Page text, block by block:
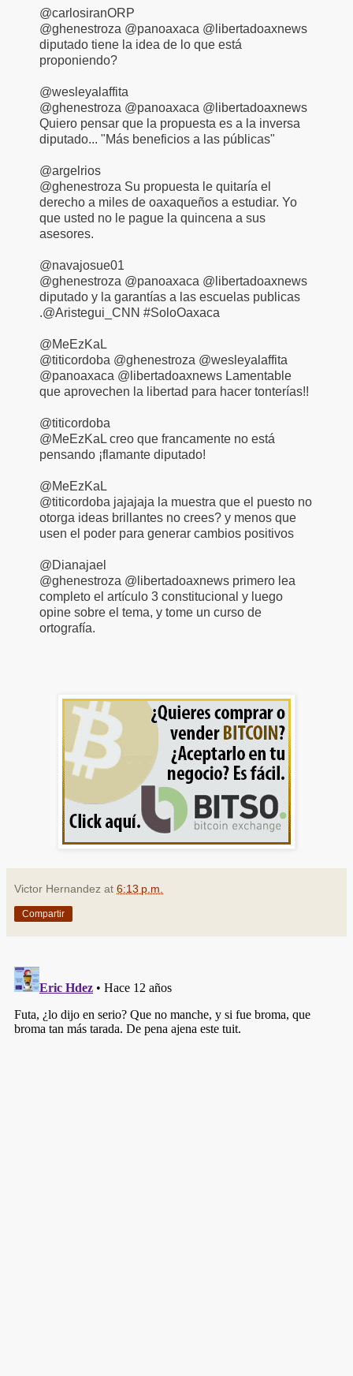
@carlosiranORP
@ghenestroza @panoaxaca @libertadoaxnews
diputado tiene la idea de lo que está
proponiendo?
@wesleyalaffita
@ghenestroza @panoaxaca @libertadoaxnews
Quiero pensar que la propuesta es a la inversa
diputado... "Más beneficios a las públicas"
@argelrios
@ghenestroza Su propuesta le quitaría el
derecho a miles de oaxaqueños a estudiar. Yo
que usted no le pague la quincena a sus
asesores.
@navajosue01
@ghenestroza @panoaxaca @libertadoaxnews
diputado y la garantías a las escuelas publicas
.@Aristegui_CNN #SoloOaxaca
‏@MeEzKaL
@titicordoba @ghenestroza @wesleyalaffita
@panoaxaca @libertadoaxnews Lamentable
que aprovechen la libertad para hacer tonterías!!
@titicordoba
@MeEzKaL creo que francamente no está
pensando ¡flamante diputado!
@MeEzKaL
@titicordoba jajajaja la muestra que el puesto no
otorga ideas brillantes no crees? y menos que
usen el poder para generar cambios positivos
@Dianajael
@ghenestroza @libertadoaxnews primero lea
completo el artículo 3 constitucional y luego
opine sobre el tema, y tome un curso de
ortografía.
Victor Hernandez at 6:13 p.m.
Compartir